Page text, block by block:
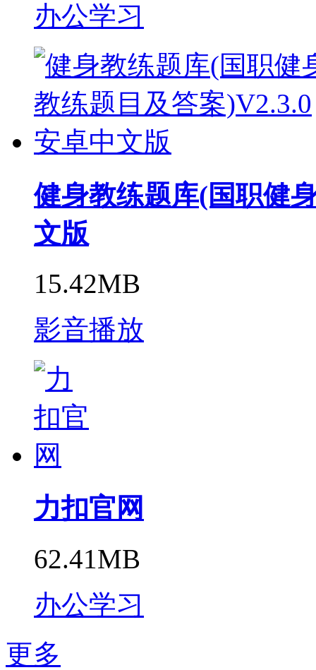
办公学习
健身教练题库(国职健
文版
15.42MB
影音播放
力扣官网
62.41MB
办公学习
更多